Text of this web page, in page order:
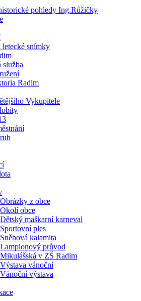
pohledy Ing.Růžičky
letecké snímky
služba
Radim
Vykupitele
Obrázky z obce
Okolí obce
Dětský maškarní karneval
Sportovní ples
Sněhová kalamita
Lampionový průvod
Mikulášská v ZŠ Radim
Výstava vánoční
Vánoční výstava